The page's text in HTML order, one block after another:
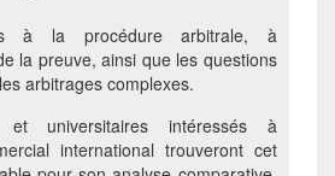
à la procédure arbitrale, à
la preuve, ainsi que les questions
arbitrages complexes.
et universitaires intéressés à
international trouveront cet